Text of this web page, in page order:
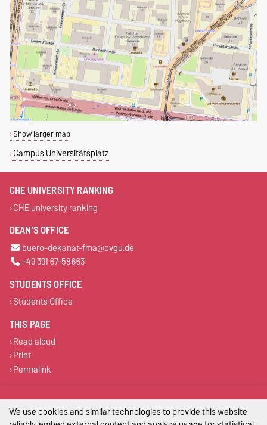
Show larger map
Campus Universitätsplatz
CHE UNIVERSITY RANKING
CHE university ranking
DEAN'S OFFICE
buero-dekanat-fma@ovgu.de
+49 391 67-58663
STUDENTS OFFICE
Students Office
THIS PAGE
Read aloud
Print
Permalink
Legal Notes
Privacy Policy
We use cookies and similar technologies to provide this website